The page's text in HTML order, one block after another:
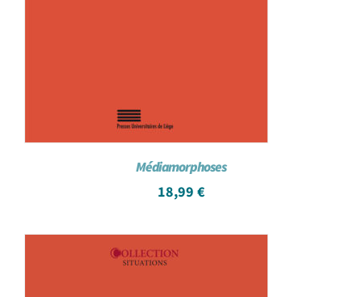
Médiamorphoses
18,99 €